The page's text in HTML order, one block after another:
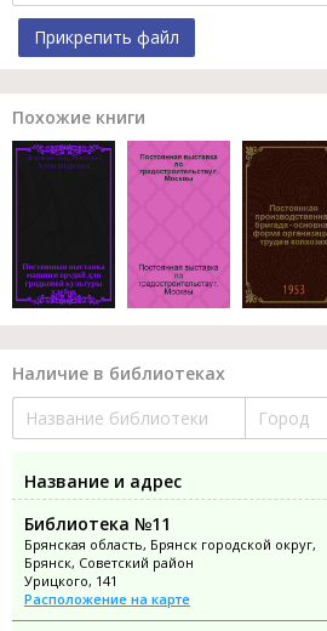
Прикрепить файл
Похожие книги
Наличие в библиотеках
Название и адрес
Библиотека №11
Брянская область, Брянск городской округ,
Брянск, Советский район
Урицкого, 141
Расположение на карте